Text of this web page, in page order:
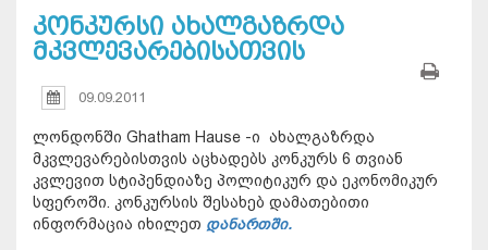
კონკურსი ახალგაზრდა
მკვლევარებისათვის
09.09.2011
ლონდონში Ghatham Hause -ი ახალგაზრდა
მკვლევარებისთვის აცხადებს კონკურს 6 თვიან
კვლევით სტიპენდიაზე პოლიტიკურ და ეკონომიკურ
სფეროში. კონკურსის შესახებ დამათებითი
ინფორმაცია იხილეთ დანართში.